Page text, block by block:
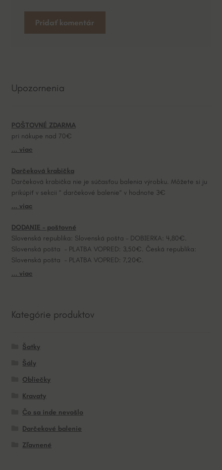
r
t
i
v
:
Upozornenia
POŠTOVNÉ ZDARMA
pri nákupe nad 70€
... viac
Darčeková krabička
Darčeková krabička nie je súčasťou balenia výrobku. Môžete si ju
prikúpiť v sekcii “ darčekové balenie“ v hodnote 3€
... viac
DODANIE – poštovné
Slovenská republika: Slovenská pošta – DOBIERKA: 4,80€.
Slovenská pošta – PLATBA VOPRED: 3,50€. Česká republika:
Slovenská pošta – PLATBA VOPRED: 7,20€.
... viac
Kategórie produktov
Šatky
Šály
Obliečky
Kravaty
Čo sa inde nevošlo
Darčekové balenie
Zľavnené